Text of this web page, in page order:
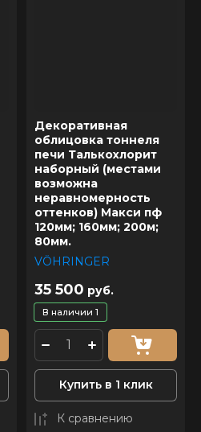
Декоративная
облицовка тоннеля
печи Талькохлорит
наборный (местами
возможна
неравномерность
оттенков) Макси пф
120мм; 160мм; 200м;
80мм.
VÖHRINGER
В наличии 1
35 500 руб.
Купить в 1 клик
К сравнению